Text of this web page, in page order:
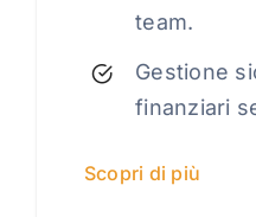
team.
Gestione
finanziari
Scopri di più